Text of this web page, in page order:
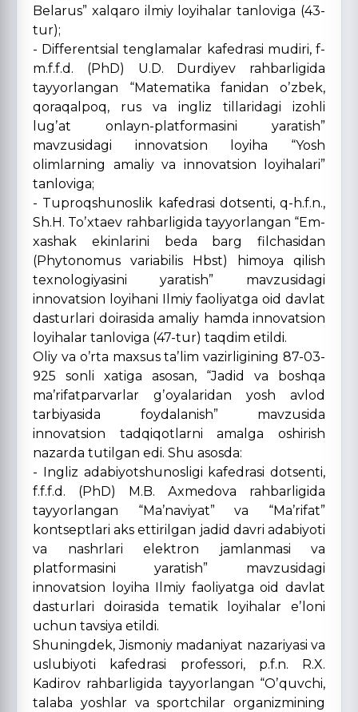
Belarus” xalqaro ilmiy loyihalar tanloviga (43-
tur);
- Differentsial tenglamalar kafedrasi mudiri, f-
m.f.f.d. (PhD) U.D. Durdiyev rahbarligida
tayyorlangan “Matematika fanidan oʼzbek,
qoraqalpoq, rus va ingliz tillaridagi izohli
lugʼat onlayn-platformasini yaratish”
mavzusidagi innovatsion loyiha “Yosh
olimlarning amaliy va innovatsion loyihalari”
tanloviga;
- Tuproqshunoslik kafedrasi dotsenti, q-h.f.n.,
Sh.H. Toʼxtaev rahbarligida tayyorlangan “Em-
xashak ekinlarini beda barg filchasidan
(Phytonomus variabilis Hbst) himoya qilish
texnologiyasini yaratish” mavzusidagi
innovatsion loyihani Ilmiy faoliyatga oid davlat
dasturlari doirasida amaliy hamda innovatsion
loyihalar tanloviga (47-tur) taqdim etildi.
Oliy va oʼrta maxsus taʼlim vazirligining 87-03-
925 sonli xatiga asosan, “Jadid va boshqa
maʼrifatparvarlar gʼoyalaridan yosh avlod
tarbiyasida foydalanish” mavzusida
innovatsion tadqiqotlarni amalga oshirish
nazarda tutilgan edi. Shu asosda:
- Ingliz adabiyotshunosligi kafedrasi dotsenti,
f.f.f.d. (PhD) M.B. Аxmedova rahbarligida
tayyorlangan “Maʼnaviyat” va “Maʼrifat”
kontseptlari aks ettirilgan jadid davri adabiyoti
va nashrlari elektron jamlanmasi va
platformasini yaratish” mavzusidagi
innovatsion loyiha Ilmiy faoliyatga oid davlat
dasturlari doirasida tematik loyihalar eʼloni
uchun tavsiya etildi.
Shuningdek, Jismoniy madaniyat nazariyasi va
uslubiyoti kafedrasi professori, p.f.n. R.X.
Kadirov rahbarligida tayyorlangan “Oʼquvchi,
talaba yoshlar va sportchilar organizmining